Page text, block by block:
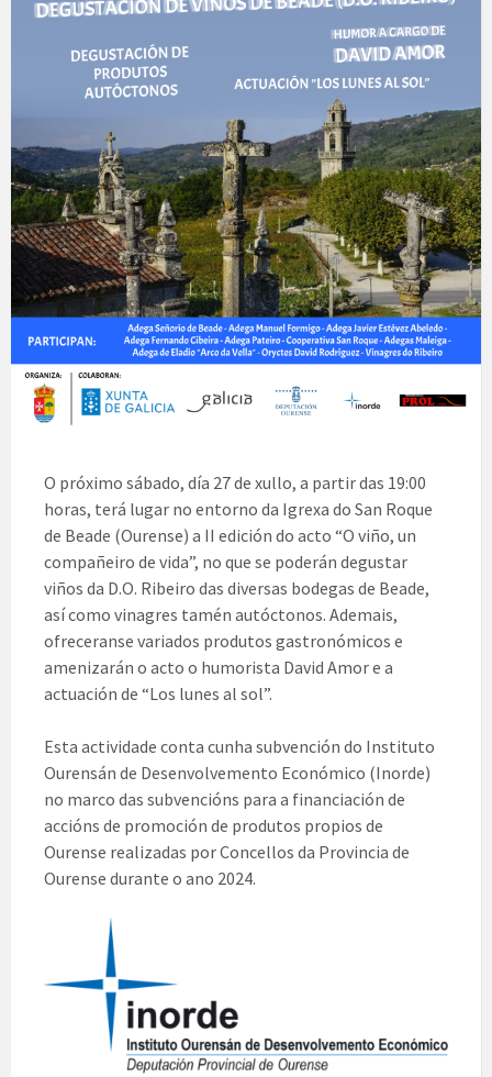
O próximo sábado, día 27 de xullo, a partir das 19:00
horas, terá lugar no entorno da Igrexa do San Roque
de Beade (Ourense) a II edición do acto “O viño, un
compañeiro de vida”, no que se poderán degustar
viños da D.O. Ribeiro das diversas bodegas de Beade,
así como vinagres tamén autóctonos. Ademais,
ofreceranse variados produtos gastronómicos e
amenizarán o acto o humorista David Amor e a
actuación de “Los lunes al sol”.
Esta actividade conta cunha subvención do Instituto
Ourensán de Desenvolvemento Económico (Inorde)
no marco das subvencións para a financiación de
accións de promoción de produtos propios de
Ourense realizadas por Concellos da Provincia de
Ourense durante o ano 2024.